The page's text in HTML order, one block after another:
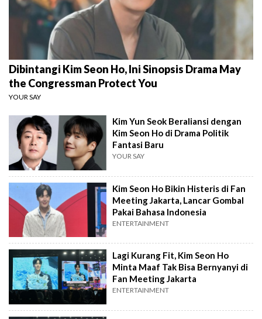
Dibintangi Kim Seon Ho, Ini Sinopsis Drama May
the Congressman Protect You
YOUR SAY
Kim Yun Seok Beraliansi dengan
Kim Seon Ho di Drama Politik
Fantasi Baru
YOUR SAY
Kim Seon Ho Bikin Histeris di Fan
Meeting Jakarta, Lancar Gombal
Pakai Bahasa Indonesia
ENTERTAINMENT
Lagi Kurang Fit, Kim Seon Ho
Minta Maaf Tak Bisa Bernyanyi di
Fan Meeting Jakarta
ENTERTAINMENT